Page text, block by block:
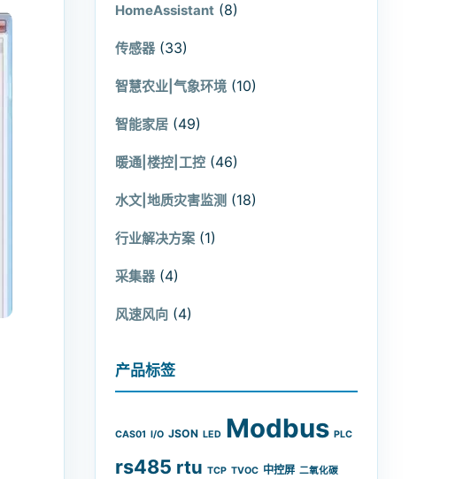
HomeAssistant (8)
传感器 (33)
智慧农业|气象环境 (10)
智能家居 (49)
暖通|楼控|工控 (46)
水文|地质灾害监测 (18)
行业解决方案 (1)
采集器 (4)
风速风向 (4)
产品标签
CAS01 I/O JSON LED Modbus PLC
rs485 rtu TCP TVOC 中控屏 二氧化碳